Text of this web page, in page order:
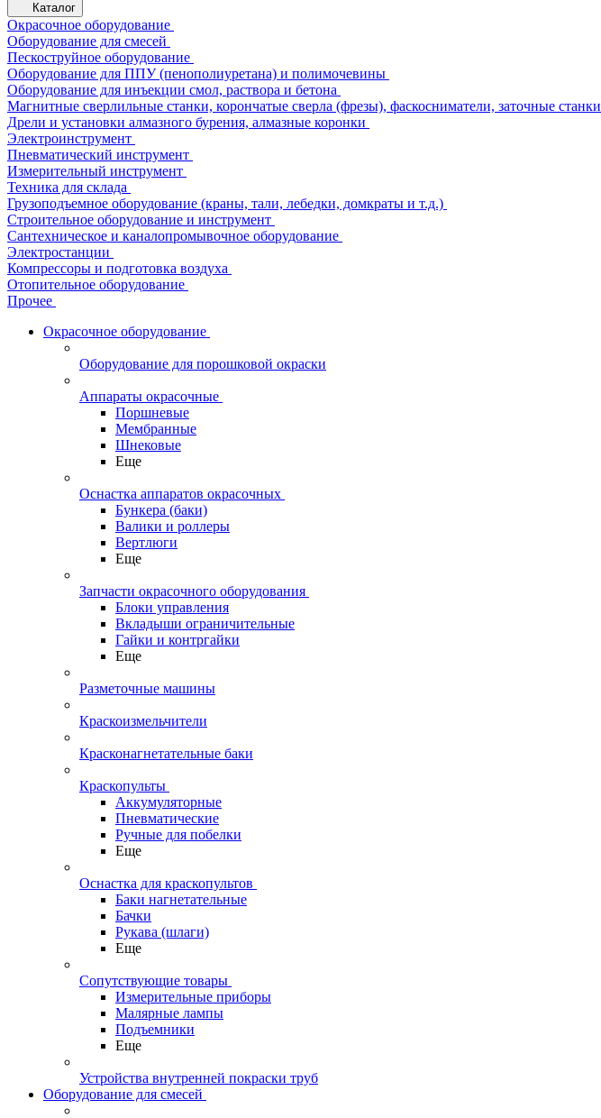
Каталог
Окрасочное оборудование
Оборудование для смесей
Пескоструйное оборудование
Оборудование для ППУ (пенополиуретана) и полимочевины
Оборудование для инъекции смол, раствора и бетона
Магнитные сверлильные станки, корончатые сверла (фрезы), фаскосниматели, заточные станки
Дрели и установки алмазного бурения, алмазные коронки
Электроинструмент
Пневматический инструмент
Измерительный инструмент
Техника для склада
Грузоподъемное оборудование (краны, тали, лебедки, домкраты и т.д.)
Строительное оборудование и инструмент
Сантехническое и каналопромывочное оборудование
Электростанции
Компрессоры и подготовка воздуха
Отопительное оборудование
Прочее
Окрасочное оборудование
Оборудование для порошковой окраски
Аппараты окрасочные
Поршневые
Мембранные
Шнековые
Еще
Оснастка аппаратов окрасочных
Бункера (баки)
Валики и роллеры
Вертлюги
Еще
Запчасти окрасочного оборудования
Блоки управления
Вкладыши ограничительные
Гайки и контргайки
Еще
Разметочные машины
Краскоизмельчители
Красконагнетательные баки
Краскопульты
Аккумуляторные
Пневматические
Ручные для побелки
Еще
Оснастка для краскопультов
Баки нагнетательные
Бачки
Рукава (шлаги)
Еще
Сопутствующие товары
Измерительные приборы
Малярные лампы
Подъемники
Еще
Устройства внутренней покраски труб
Оборудование для смесей